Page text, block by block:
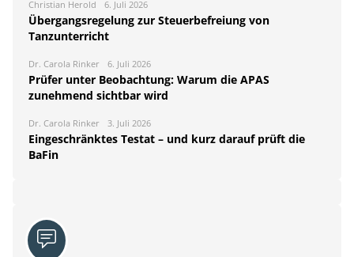
Christian Herold 6. Juli 2026
Übergangsregelung zur Steuerbefreiung von
Tanzunterricht
Dr. Carola Rinker 6. Juli 2026
Prüfer unter Beobachtung: Warum die APAS
zunehmend sichtbar wird
Dr. Carola Rinker 3. Juli 2026
Eingeschränktes Testat – und kurz darauf prüft die
BaFin